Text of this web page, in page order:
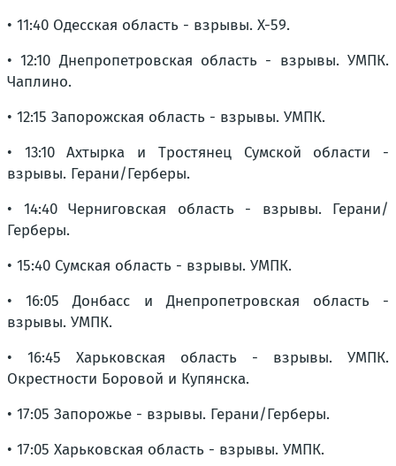
• 11:40 Одесская область - взрывы. Х-59.
• 12:10 Днепропетровская область - взрывы. УМПК.
Чаплино.
• 12:15 Запорожская область - взрывы. УМПК.
• 13:10 Ахтырка и Тростянец Сумской области -
взрывы. Герани/Герберы.
• 14:40 Черниговская область - взрывы. Герани/
Герберы.
• 15:40 Сумская область - взрывы. УМПК.
• 16:05 Донбасс и Днепропетровская область -
взрывы. УМПК.
• 16:45 Харьковская область - взрывы. УМПК.
Окрестности Боровой и Купянска.
• 17:05 Запорожье - взрывы. Герани/Герберы.
• 17:05 Харьковская область - взрывы. УМПК.